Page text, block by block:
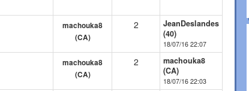
machouka8
(CA)
2
JeanDeslandes
(40)
18/07/16 22:07
machouka8
(CA)
2
machouka8
(CA)
18/07/16 22:03